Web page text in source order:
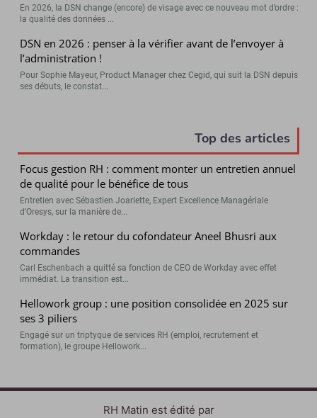
En 2026, la DSN change (encore) de visage avec ce nouveau mot d’ordre :
la qualité des données ...
DSN en 2026 : penser à la vérifier avant de l’envoyer à
l’administration !
Pour Sophie Mayeur, Product Manager chez Cegid, qui suit la DSN depuis
ses débuts, le constat...
Top des articles
Focus gestion RH : comment monter un entretien annuel
de qualité pour le bénéfice de tous
Entretien avec Sébastien Joarlette, Expert Excellence Managériale
d’Oresys, sur la manière de...
Workday : le retour du cofondateur Aneel Bhusri aux
commandes
Carl Eschenbach a quitté sa fonction de CEO de Workday avec effet
immédiat. La transition est...
Hellowork group : une position consolidée en 2025 sur
ses 3 piliers
Engagé sur un triptyque de services RH (emploi, recrutement et
formation), le groupe Hellowork...
RH Matin est édité par